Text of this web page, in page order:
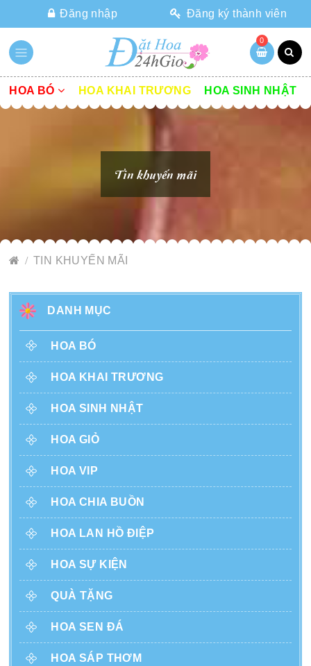
Đăng nhập Đăng ký thành viên
0
HOA BÓ HOA KHAI TRƯƠNG HOA SINH NHẬT
Tin khuyến mãi
TIN KHUYẾN MÃI
DANH MỤC
HOA BÓ
HOA KHAI TRƯƠNG
HOA SINH NHẬT
HOA GIỎ
HOA VIP
HOA CHIA BUỒN
HOA LAN HỒ ĐIỆP
HOA SỰ KIỆN
QUÀ TẶNG
HOA SEN ĐÁ
HOA SÁP THƠM